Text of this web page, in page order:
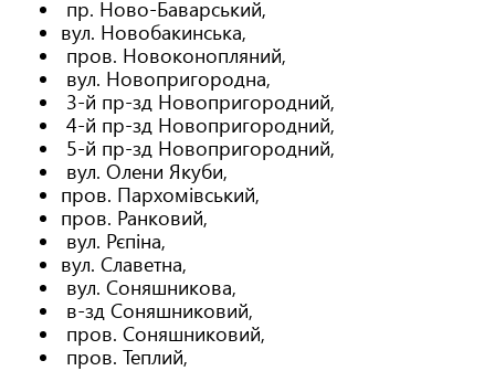
пр. Ново-Баварський,
вул. Новобакинська,
пров. Новоконопляний,
вул. Новопригородна,
3-й пр-зд Новопригородний,
4-й пр-зд Новопригородний,
5-й пр-зд Новопригородний,
вул. Олени Якуби,
пров. Пархомівський,
пров. Ранковий,
вул. Рєпіна,
вул. Славетна,
вул. Соняшникова,
в-зд Соняшниковий,
пров. Соняшниковий,
пров. Теплий,